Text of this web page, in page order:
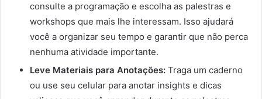
consulte a programação e escolha as palestras e
workshops que mais lhe interessam. Isso ajudará
você a organizar seu tempo e garantir que não perca
nenhuma atividade importante.
Leve Materiais para Anotações: Traga um caderno
ou use seu celular para anotar insights e dicas